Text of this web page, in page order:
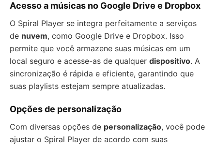
Acesso a músicas no Google Drive e Dropbox
O Spiral Player se integra perfeitamente a serviços
de nuvem, como Google Drive e Dropbox. Isso
permite que você armazene suas músicas em um
local seguro e acesse-as de qualquer dispositivo. A
sincronização é rápida e eficiente, garantindo que
suas playlists estejam sempre atualizadas.
Opções de personalização
Com diversas opções de personalização, você pode
ajustar o Spiral Player de acordo com suas